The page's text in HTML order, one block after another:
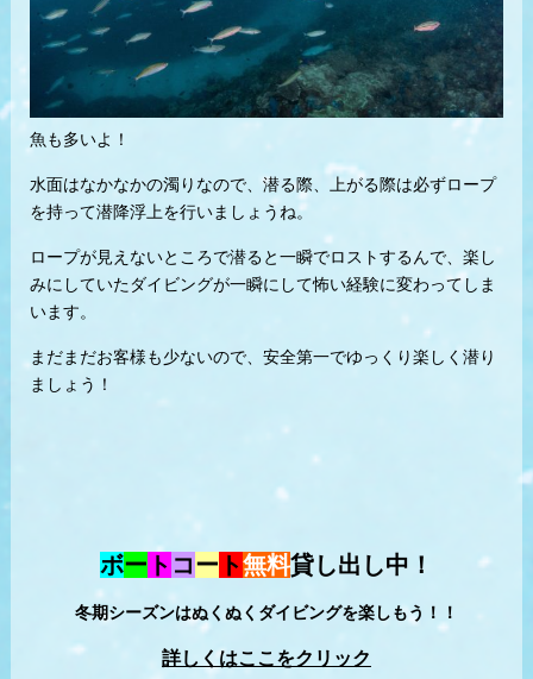
魚も多いよ！
水面はなかなかの濁りなので、潜る際、上がる際は必ずロープ
を持って潜降浮上を行いましょうね。
ロープが見えないところで潜ると一瞬でロストするんで、楽し
みにしていたダイビングが一瞬にして怖い経験に変わってしま
います。
まだまだお客様も少ないので、安全第一でゆっくり楽しく潜り
ましょう！
ボー ト コー ト無料貸し出し中！
冬期シーズンはぬくぬくダイビングを楽しもう！！
詳しくはここをクリック